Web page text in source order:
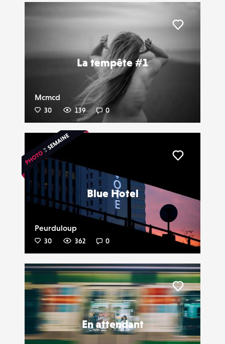
La tempête #1
Mcmcd
30 139 0
Blue Hotel
Peurduloup
30 362 0
En attendant
Liker